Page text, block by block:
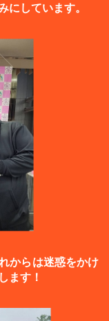
にしています。
からは迷惑をかけ
ます！